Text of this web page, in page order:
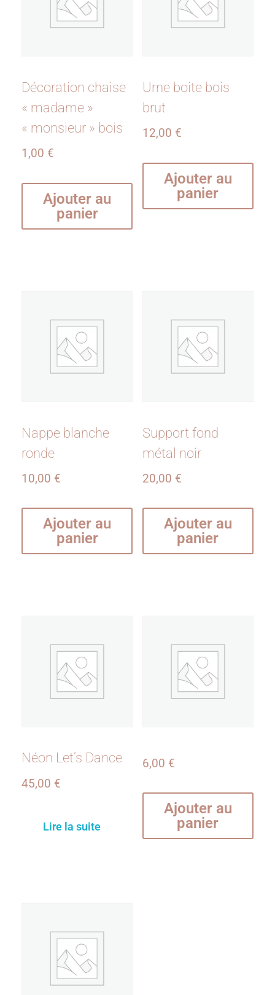
Décoration chaise
« madame »
« monsieur » bois
1,00 €
Ajouter au
panier
Urne boite bois
brut
12,00 €
Ajouter au
panier
Nappe blanche
ronde
10,00 €
Ajouter au
panier
Support fond
métal noir
20,00 €
Ajouter au
panier
Néon Let’s Dance
45,00 €
Lire la suite
6,00 €
Ajouter au
panier